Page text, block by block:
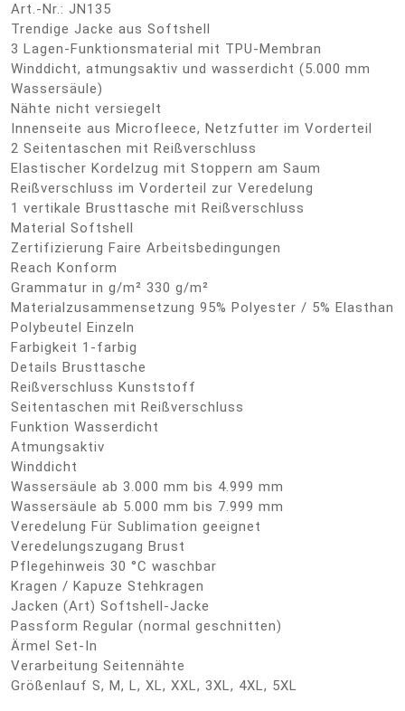
Art.-Nr.: JN135
Trendige Jacke aus Softshell
3 Lagen-Funktionsmaterial mit TPU-Membran
Winddicht, atmungsaktiv und wasserdicht (5.000 mm
Wassersäule)
Nähte nicht versiegelt
Innenseite aus Microfleece, Netzfutter im Vorderteil
2 Seitentaschen mit Reißverschluss
Elastischer Kordelzug mit Stoppern am Saum
Reißverschluss im Vorderteil zur Veredelung
1 vertikale Brusttasche mit Reißverschluss
Material Softshell
Zertifizierung Faire Arbeitsbedingungen
Reach Konform
Grammatur in g/m² 330 g/m²
Materialzusammensetzung 95% Polyester / 5% Elasthan
Polybeutel Einzeln
Farbigkeit 1-farbig
Details Brusttasche
Reißverschluss Kunststoff
Seitentaschen mit Reißverschluss
Funktion Wasserdicht
Atmungsaktiv
Winddicht
Wassersäule ab 3.000 mm bis 4.999 mm
Wassersäule ab 5.000 mm bis 7.999 mm
Veredelung Für Sublimation geeignet
Veredelungszugang Brust
Pflegehinweis 30 °C waschbar
Kragen / Kapuze Stehkragen
Jacken (Art) Softshell-Jacke
Passform Regular (normal geschnitten)
Ärmel Set-In
Verarbeitung Seitennähte
Größenlauf S, M, L, XL, XXL, 3XL, 4XL, 5XL